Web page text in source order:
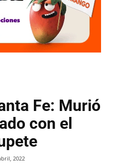
Fe: Murió
con el
2022